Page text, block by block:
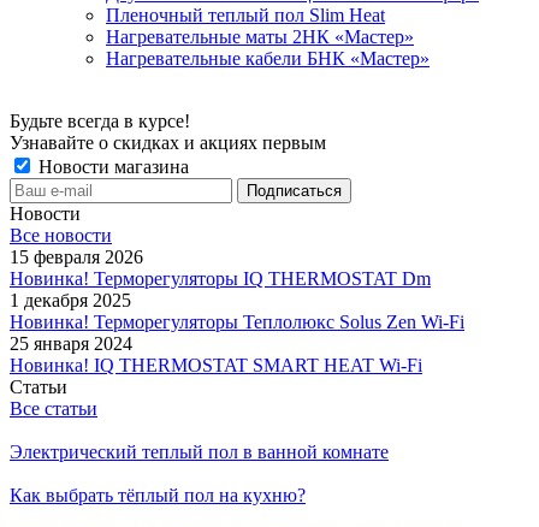
Пленочный теплый пол Slim Heat
Нагревательные маты 2НК «Мастер»
Нагревательные кабели БНК «Мастер»
Будьте всегда в курсе!
Узнавайте о скидках и акциях первым
Новости магазина
Новости
Все новости
15 февраля 2026
Новинка! Терморегуляторы IQ THERMOSTAT Dm
1 декабря 2025
Новинка! Терморегуляторы Теплолюкс Solus Zen Wi-Fi
25 января 2024
Новинка! IQ THERMOSTAT SMART HEAT Wi-Fi
Статьи
Все статьи
Электрический теплый пол в ванной комнате
Как выбрать тёплый пол на кухню?